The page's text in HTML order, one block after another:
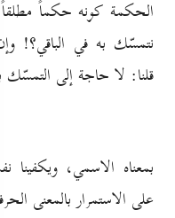
الحكمة كونه حكماً
نتمسّك به في الباقي؟!
قلنا: لا حاجة إلى التمسّك
بمعناه الاسمي،
على الاستمرار بالمعنى